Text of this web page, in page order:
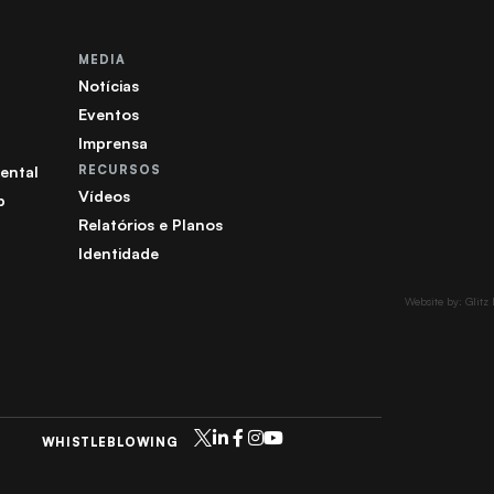
Website by: Glitz
MEDIA
Notícias
Eventos
Imprensa
RECURSOS
Vídeos
Relatórios e Planos
Identidade
WHISTLEBLOWING